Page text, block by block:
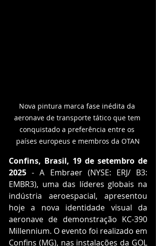
Nova pintura marca fase inédita da
aeronave de transporte tático que tem
conquistado a preferência entre os
países europeus e membros da OTAN
Confins, Brasil, 19 de setembro de
2025 - A Embraer (NYSE: ERJ/ B3:
EMBR3), uma das líderes globais na
indústria aeroespacial, apresentou
hoje a nova identidade visual da
aeronave de demonstração KC-390
Millennium. O evento foi realizado em
Confins (MG), nas instalações da GOL